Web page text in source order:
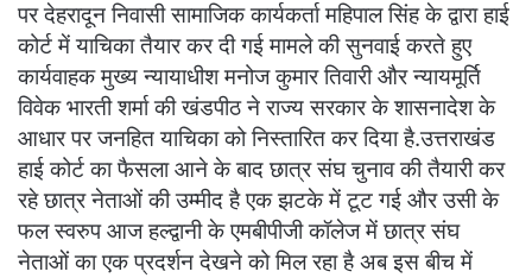
पर देहरादून निवासी सामाजिक कार्यकर्ता महिपाल सिंह के द्वारा हाई
कोर्ट में याचिका तैयार कर दी गई मामले की सुनवाई करते हुए
कार्यवाहक मुख्य न्यायाधीश मनोज कुमार तिवारी और न्यायमूर्ति
विवेक भारती शर्मा की खंडपीठ ने राज्य सरकार के शासनादेश के
आधार पर जनहित याचिका को निस्तारित कर दिया है.उत्तराखंड
हाई कोर्ट का फैसला आने के बाद छात्र संघ चुनाव की तैयारी कर
रहे छात्र नेताओं की उम्मीद है एक झटके में टूट गई और उसी के
फल स्वरुप आज हल्द्वानी के एमबीपीजी कॉलेज में छात्र संघ
नेताओं का एक प्रदर्शन देखने को मिल रहा है अब इस बीच में